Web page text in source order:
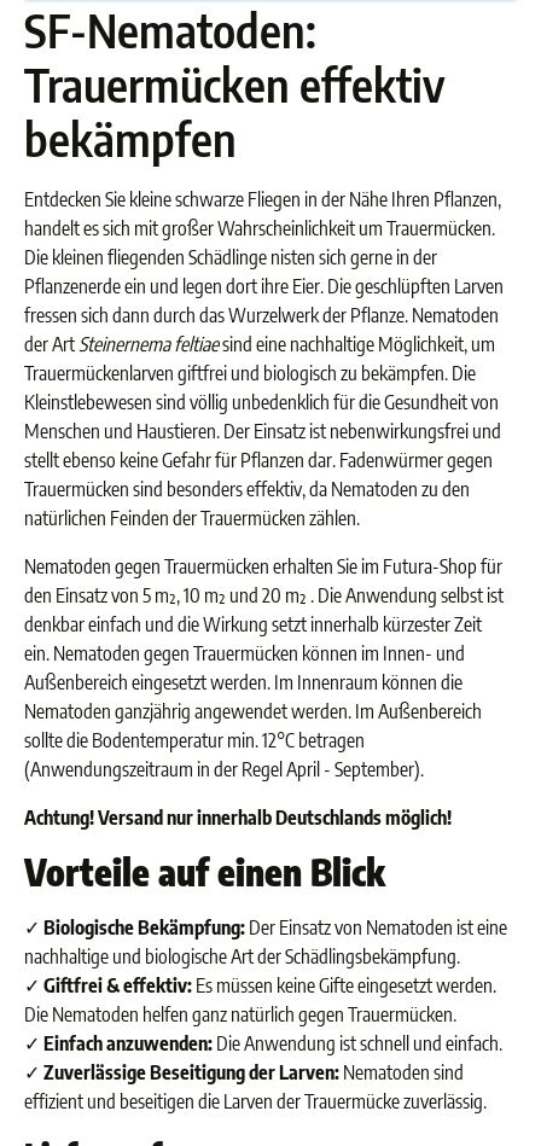
SF-Nematoden:
Trauermücken effektiv
bekämpfen
Entdecken Sie kleine schwarze Fliegen in der Nähe Ihren Pflanzen,
handelt es sich mit großer Wahrscheinlichkeit um Trauermücken.
Die kleinen fliegenden Schädlinge nisten sich gerne in der
Pflanzenerde ein und legen dort ihre Eier. Die geschlüpften Larven
fressen sich dann durch das Wurzelwerk der Pflanze. Nematoden
der ArtSteinernema feltiaesind eine nachhaltige Möglichkeit, um
Trauermückenlarven giftfrei und biologisch zu bekämpfen. Die
Kleinstlebewesen sind völlig unbedenklich für die Gesundheit von
Menschen und Haustieren. Der Einsatz ist nebenwirkungsfrei und
stellt ebenso keine Gefahr für Pflanzen dar. Fadenwürmer gegen
Trauermücken sind besonders effektiv, da Nematoden zu den
natürlichen Feinden der Trauermücken zählen.
Nematoden gegen Trauermücken erhalten Sie im Futura-Shop für
den Einsatz von 5 m², 10 m² und 20 m² . Die Anwendung selbst ist
denkbar einfach und die Wirkung setzt innerhalb kürzester Zeit
ein. Nematoden gegen Trauermücken können im Innen- und
Außenbereich eingesetzt werden. Im Innenraum können die
Nematoden ganzjährig angewendet werden. Im Außenbereich
sollte die Bodentemperatur min. 12°C betragen
(Anwendungszeitraum in der Regel April - September).
Achtung! Versand nur innerhalb Deutschlands möglich!
Vorteile auf einen Blick
✓ Biologische Bekämpfung: Der Einsatz von Nematoden ist eine
nachhaltige und biologische Art der Schädlingsbekämpfung.
✓ Giftfrei & effektiv: Es müssen keine Gifte eingesetzt werden.
Die Nematoden helfen ganz natürlich gegen Trauermücken.
✓ Einfach anzuwenden: Die Anwendung ist schnell und einfach.
✓ Zuverlässige Beseitigung der Larven: Nematoden sind
effizient und beseitigen die Larven der Trauermücke zuverlässig.